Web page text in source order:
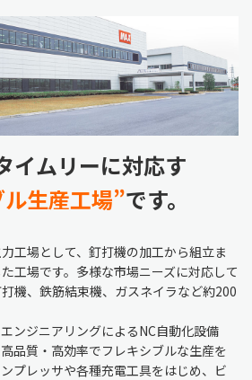
イムリーに対応す
生産工場”です。
工場として、釘打機の加工から組立ま
工場です。多様な市場ニーズに対応して
機、鉄筋結束機、ガスネイラなど約200
ンジニアリングによるNC自動化設備
品質・高効率でフレキシブルな生産を
プレッサや各種充電工具をはじめ、ビ